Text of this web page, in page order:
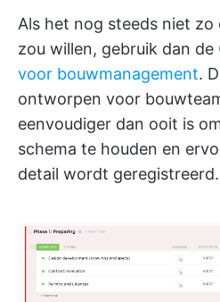
Als het nog steeds niet zo
zou willen, gebruik dan de
voor bouwmanagement.
ontworpen voor
eenvoudiger dan ooit is
schema te houden en
detail wordt geregistreerd.